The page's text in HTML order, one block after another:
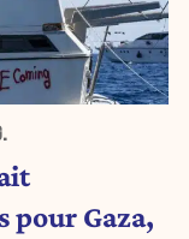
Gaza,